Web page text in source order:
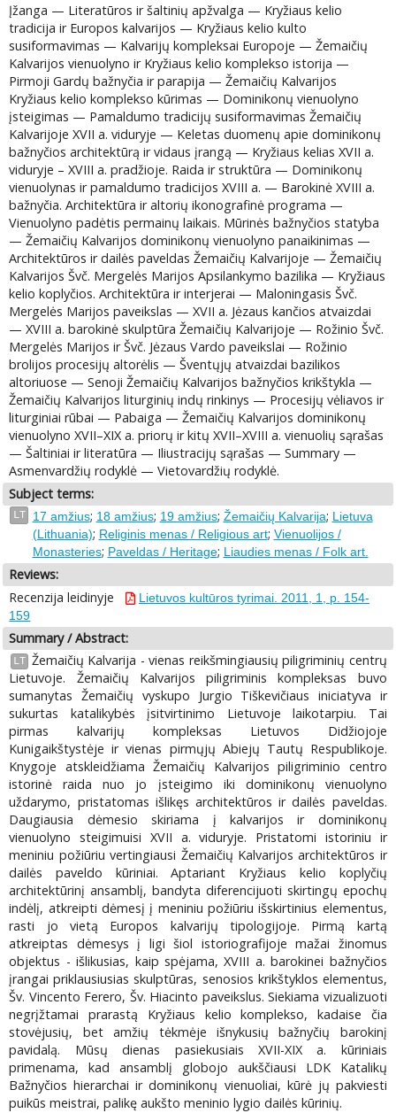
Įžanga — Literatūros ir šaltinių apžvalga — Kryžiaus kelio
tradicija ir Europos kalvarijos — Kryžiaus kelio kulto
susiformavimas — Kalvarijų kompleksai Europoje — Žemaičių
Kalvarijos vienuolyno ir Kryžiaus kelio komplekso istorija —
Pirmoji Gardų bažnyčia ir parapija — Žemaičių Kalvarijos
Kryžiaus kelio komplekso kūrimas — Dominikonų vienuolyno
įsteigimas — Pamaldumo tradicijų susiformavimas Žemaičių
Kalvarijoje XVII a. viduryje — Keletas duomenų apie dominikonų
bažnyčios architektūrą ir vidaus įrangą — Kryžiaus kelias XVII a.
viduryje – XVIII a. pradžioje. Raida ir struktūra — Dominikonų
vienuolynas ir pamaldumo tradicijos XVIII a. — Barokinė XVIII a.
bažnyčia. Architektūra ir altorių ikonografinė programa —
Vienuolyno padėtis permainų laikais. Mūrinės bažnyčios statyba
— Žemaičių Kalvarijos dominikonų vienuolyno panaikinimas —
Architektūros ir dailės paveldas Žemaičių Kalvarijoje — Žemaičių
Kalvarijos Švč. Mergelės Marijos Apsilankymo bazilika — Kryžiaus
kelio koplyčios. Architektūra ir interjerai — Maloningasis Švč.
Mergelės Marijos paveikslas — XVII a. Jėzaus kančios atvaizdai
— XVIII a. barokinė skulptūra Žemaičių Kalvarijoje — Rožinio Švč.
Mergelės Marijos ir Švč. Jėzaus Vardo paveikslai — Rožinio
brolijos procesijų altorėlis — Šventųjų atvaizdai bazilikos
altoriuose — Senoji Žemaičių Kalvarijos bažnyčios krikštykla —
Žemaičių Kalvarijos liturginių indų rinkinys — Procesijų vėliavos ir
liturginiai rūbai — Pabaiga — Žemaičių Kalvarijos dominikonų
vienuolyno XVII–XIX a. priorų ir kitų XVII–XVIII a. vienuolių sąrašas
— Šaltiniai ir literatūra — Iliustracijų sąrašas — Summary —
Asmenvardžių rodyklė — Vietovardžių rodyklė.
Subject terms:
LT 17 amžius; 18 amžius; 19 amžius; Žemaičių Kalvarija; Lietuva
(Lithuania); Religinis menas / Religious art; Vienuolijos /
Monasteries; Paveldas / Heritage; Liaudies menas / Folk art.
Reviews:
Recenzija leidinyje
Lietuvos kultūros tyrimai. 2011, 1, p. 154-
159
Summary / Abstract:
LT Žemaičių Kalvarija - vienas reikšmingiausių piligriminių centrų
Lietuvoje. Žemaičių Kalvarijos piligriminis kompleksas buvo
sumanytas Žemaičių vyskupo Jurgio Tiškevičiaus iniciatyva ir
sukurtas katalikybės įsitvirtinimo Lietuvoje laikotarpiu. Tai
pirmas kalvarijų kompleksas Lietuvos Didžiojoje
Kunigaikštystėje ir vienas pirmųjų Abiejų Tautų Respublikoje.
Knygoje atskleidžiama Žemaičių Kalvarijos piligriminio centro
istorinė raida nuo jo įsteigimo iki dominikonų vienuolyno
uždarymo, pristatomas išlikęs architektūros ir dailės paveldas.
Daugiausia dėmesio skiriama į kalvarijos ir dominikonų
vienuolyno steigimuisi XVII a. viduryje. Pristatomi istoriniu ir
meniniu požiūriu vertingiausi Žemaičių Kalvarijos architektūros ir
dailės paveldo kūriniai. Aptariant Kryžiaus kelio koplyčių
architektūrinį ansamblį, bandyta diferencijuoti skirtingų epochų
indėlį, atkreipti dėmesį į meniniu požiūriu išskirtinius elementus,
rasti jo vietą Europos kalvarijų tipologijoje. Pirmą kartą
atkreiptas dėmesys į ligi šiol istoriografijoje mažai žinomus
objektus - išlikusias, kaip spėjama, XVIII a. barokinei bažnyčios
įrangai priklausiusias skulptūras, senosios krikštyklos elementus,
Šv. Vincento Ferero, Šv. Hiacinto paveikslus. Siekiama vizualizuoti
negrįžtamai prarastą Kryžiaus kelio komplekso, kadaise čia
stovėjusių, bet amžių tėkmėje išnykusių bažnyčių barokinį
pavidalą. Mūsų dienas pasiekusiais XVII-XIX a. kūriniais
primenama, kad ansamblį globojo aukščiausi LDK Katalikų
Bažnyčios hierarchai ir dominikonų vienuoliai, kūrė jų pakviesti
puikūs meistrai, palikę aukšto meninio lygio dailės kūrinių.